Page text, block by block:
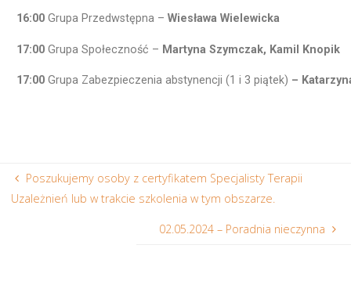
16:00Grupa Przedwstępna – Wiesława Wielewicka
17:00Grupa Społeczność – Martyna Szymczak, Kamil Knopik
17:00Grupa Zabezpieczenia abstynencji (1 i 3 piątek) –
Poszukujemy osoby z certyfikatem Specjalisty Terapii
Uzależnień lub w trakcie szkolenia w tym obszarze.
02.05.2024 – Poradnia nieczynna